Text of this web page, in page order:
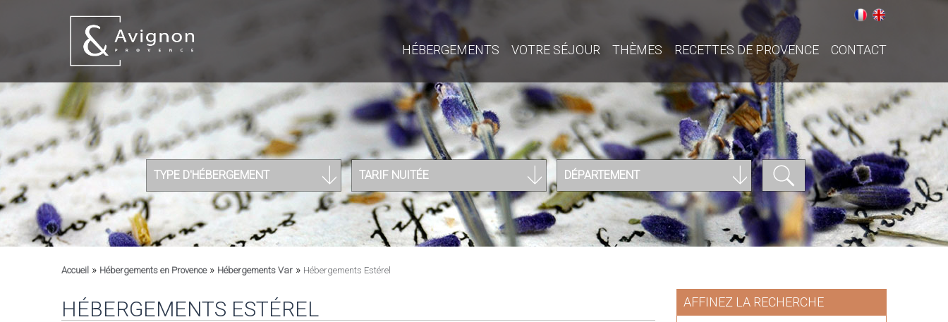
HÉBERGEMENTS VOTRE SÉJOUR THÈMES RECETTES DE PROVENCE CONTACT
TYPE D'HÉBERGEMENT TARIF NUITÉE DÉPARTEMENT
Accueil » Hébergements en Provence» Hébergements Var » Hébergements Estérel
HÉBERGEMENTS ESTÉREL AFFINEZ LA RECHERCHE